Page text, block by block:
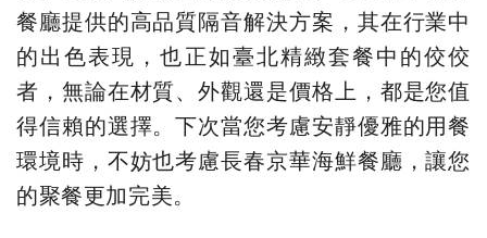
餐廳提供的高品質隔音解決方案，其在行業中
的出色表現，也正如臺北精緻套餐中的佼佼
者，無論在材質、外觀還是價格上，都是您值
得信賴的選擇。下次當您考慮安靜優雅的用餐
環境時，不妨也考慮長春京華海鮮餐廳，讓您
的聚餐更加完美。